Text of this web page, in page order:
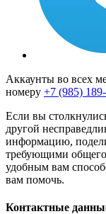
Аккаунты во всех
номеру +7 (985)
Если вы
другой
информацию,
требующими
удобным вам
вам помочь.
Контактные